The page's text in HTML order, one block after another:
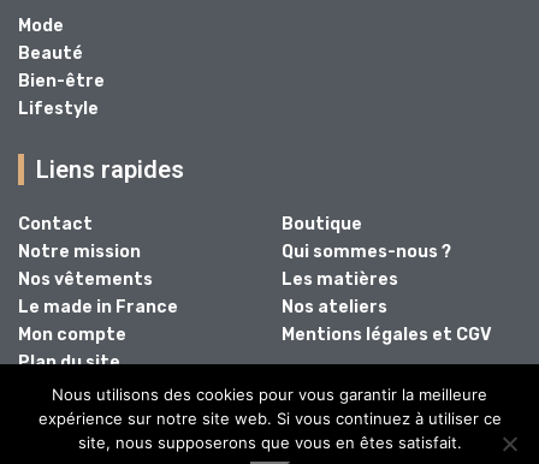
Mode
Beauté
Bien-être
Lifestyle
Liens rapides
Contact
Boutique
Notre mission
Qui sommes-nous ?
Nos vêtements
Les matières
Le made in France
Nos ateliers
Mon compte
Mentions légales et CGV
Plan du site
@2024 - Tous droits réservés.
Nous utilisons des cookies pour vous garantir la meilleure
expérience sur notre site web. Si vous continuez à utiliser ce
site, nous supposerons que vous en êtes satisfait.